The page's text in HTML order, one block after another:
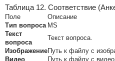
Таблица 12. Соответствие
Поле
Описание
Тип вопроса MS
Текст
вопроса
Текст вопроса.
ИзображениеПуть к файлу с
Видео
Путь к файлу с видео